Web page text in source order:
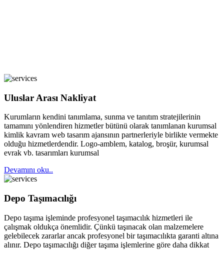
Uluslar Arası Nakliyat
Kurumların kendini tanımlama, sunma ve tanıtım stratejilerinin
tamamını yönlendiren hizmetler bütünü olarak tanımlanan kurumsal
kimlik kavram web tasarım ajansının partnerleriyle birlikte vermekte
olduğu hizmetlerdendir. Logo-amblem, katalog, broşür, kurumsal
evrak vb. tasarımları kurumsal
Devamını oku..
Depo Taşımacılığı
Depo taşıma işleminde profesyonel taşımacılık hizmetleri ile
çalışmak oldukça önemlidir. Çünkü taşınacak olan malzemelere
gelebilecek zararlar ancak profesyonel bir taşımacılıkta garanti altına
alınır. Depo taşımacılığı diğer taşıma işlemlerine göre daha dikkat